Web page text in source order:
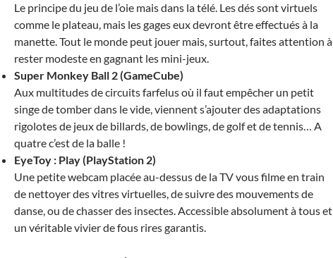
Le principe du jeu de l’oie mais dans la télé. Les dés sont virtuels
comme le plateau, mais les gages eux devront être effectués à la
manette. Tout le monde peut jouer mais, surtout, faites attention à
rester modeste en gagnant les mini-jeux.
Super Monkey Ball 2 (GameCube)
Aux multitudes de circuits farfelus où il faut empêcher un petit
singe de tomber dans le vide, viennent s’ajouter des adaptations
rigolotes de jeux de billards, de bowlings, de golf et de tennis… A
quatre c’est de la balle !
EyeToy : Play (PlayStation 2)
Une petite webcam placée au-dessus de la TV vous filme en train
de nettoyer des vitres virtuelles, de suivre des mouvements de
danse, ou de chasser des insectes. Accessible absolument à tous et
un véritable vivier de fous rires garantis.